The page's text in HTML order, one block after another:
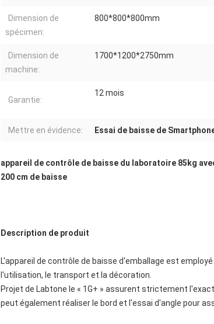
Dimension de
spécimen:
800*800*800mm
Dimension de
machine:
1700*1200*2750mm
Garantie:
12 mois
Mettre en évidence: Essai de baisse de
appareil de contrôle de baisse du laboratoire 85kg
200 cm de baisse
Description de produit
L'appareil de contrôle de baisse d'emballage est
l'utilisation, le transport et la décoration.
Projet de Labtone le « 1G+ » assurent strictement
peut également réaliser le bord et l'essai d'angle pour